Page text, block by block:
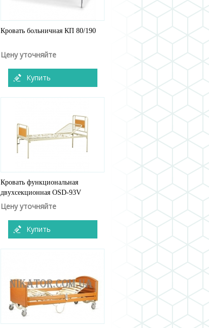
Кровать больничная КП 80/190
Цену уточняйте
Купить
Кровать функциональная
двухсекционная OSD-93V
Цену уточняйте
Купить